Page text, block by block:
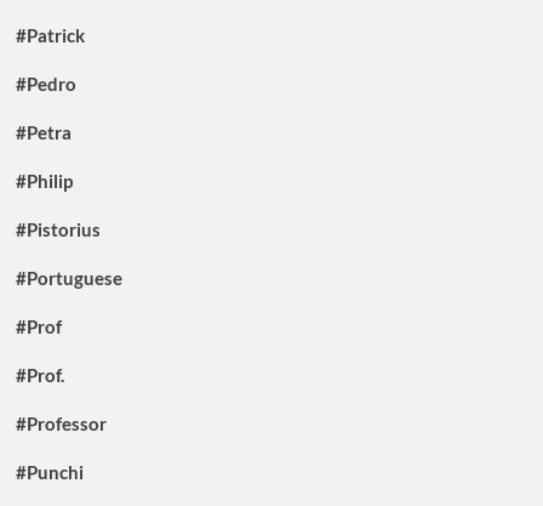
#Patrick
#Pedro
#Petra
#Philip
#Pistorius
#Portuguese
#Prof
#Prof.
#Professor
#Punchi